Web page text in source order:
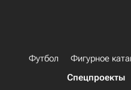
Футбол Фигурное
Спецпроекты